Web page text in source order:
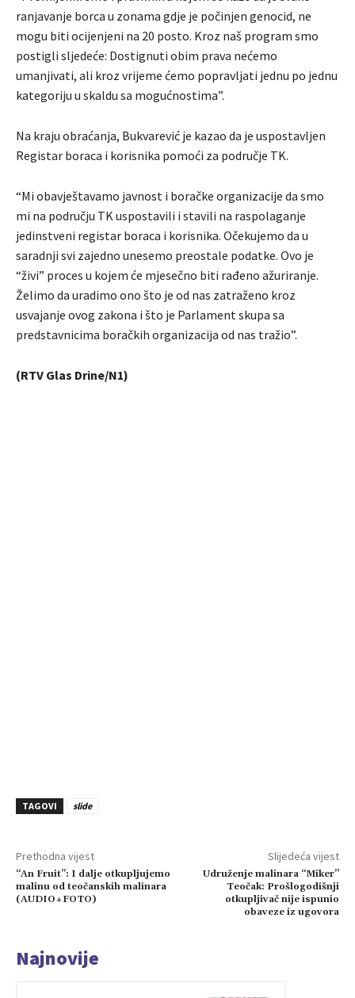
ranjavanje borca u zonama gdje je počinjen genocid, ne
mogu biti ocijenjeni na 20 posto. Kroz naš program smo
postigli sljedeće: Dostignuti obim prava nećemo
umanjivati, ali kroz vrijeme ćemo popravljati jednu po jednu
kategoriju u skaldu sa mogućnostima”.
Na kraju obraćanja, Bukvarević je kazao da je uspostavljen
Registar boraca i korisnika pomoći za područje TK.
“Mi obavještavamo javnost i boračke organizacije da smo
mi na području TK uspostavili i stavili na raspolaganje
jedinstveni registar boraca i korisnika. Očekujemo da u
saradnji svi zajedno unesemo preostale podatke. Ovo je
“živi” proces u kojem će mjesečno biti rađeno ažuriranje.
Želimo da uradimo ono što je od nas zatraženo kroz
usvajanje ovog zakona i što je Parlament skupa sa
predstavnicima boračkih organizacija od nas tražio”.
(RTV Glas Drine/N1)
TAGOVI slide
Prethodna vijest
“An Fruit”: I dalje otkupljujemo
malinu od teočanskih malinara
(AUDIO+FOTO)
Slijedeća vijest
Udruženje malinara “Miker”
Teočak: Prošlogodišnji
otkupljivač nije ispunio
obaveze iz ugovora
Najnovije